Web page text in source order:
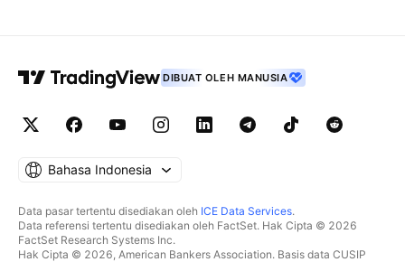
DIBUAT OLEH MANUSIA
Bahasa Indonesia
Data pasar tertentu disediakan oleh ICE Data Services.
Data referensi tertentu disediakan oleh FactSet. Hak Cipta © 2026
FactSet Research Systems Inc.
Hak Cipta © 2026, American Bankers Association. Basis data CUSIP